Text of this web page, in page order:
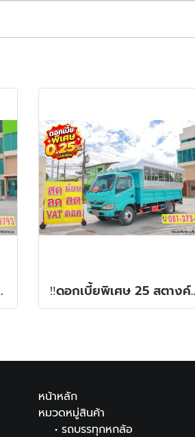
150 แรง ปี 2561 ‼️ดอกเบี้ยพิเศษ 25 สตางค์ต่
หน้าหลัก
หมวดหมู่สินค้า
• รถบรรทุกหกล้อ